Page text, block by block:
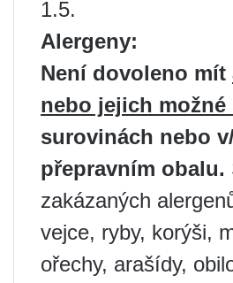
1.5.
Alergeny:
Není dovoleno mít
nebo jejich možné
surovinách nebo
přepravním obalu.
zakázaných
vejce, ryby, korýši,
ořechy, arašídy,